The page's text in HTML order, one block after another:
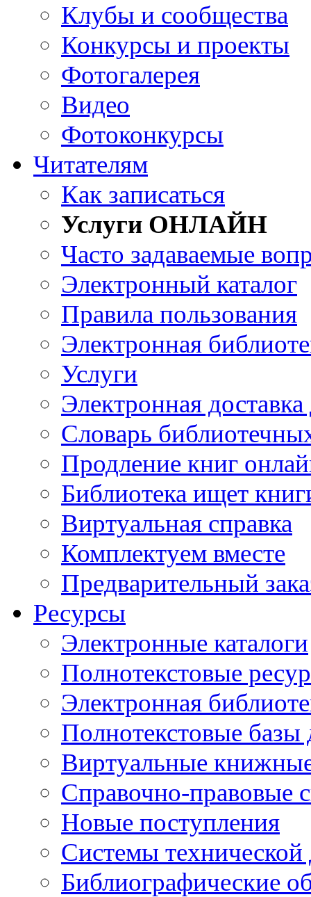
Клубы и сообщества
Конкурсы и проекты
Фотогалерея
Видео
Фотоконкурсы
Читателям
Как записаться
Услуги ОНЛАЙН
Часто задаваемые
Электронный каталог
Правила пользования
Электронная
Услуги
Электронная
Словарь
Продление книг
Библиотека ищет
Виртуальная справка
Комплектуем вместе
Предварительный
Ресурсы
Электронные каталоги
Полнотекстовые
Электронная
Полнотекстовые
Виртуальные
Справочно-правовые
Новые поступления
Cистемы
Библиографические